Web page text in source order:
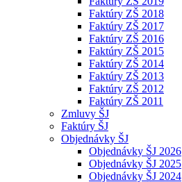
Faktúry ZŠ 2018
Faktúry ZŠ 2017
Faktúry ZŠ 2016
Faktúry ZŠ 2015
Faktúry ZŠ 2014
Faktúry ZŠ 2013
Faktúry ZŠ 2012
Faktúry ZŠ 2011
Zmluvy ŠJ
Faktúry ŠJ
Objednávky ŠJ
Objednávky ŠJ 2026
Objednávky ŠJ 2025
Objednávky ŠJ 2024